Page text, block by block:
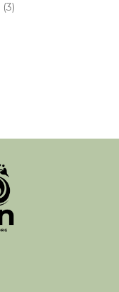
(3)